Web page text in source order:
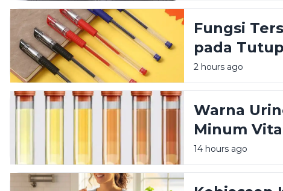
Fungsi
pada
2 hours ago
Warna
Minum
14 hours ago